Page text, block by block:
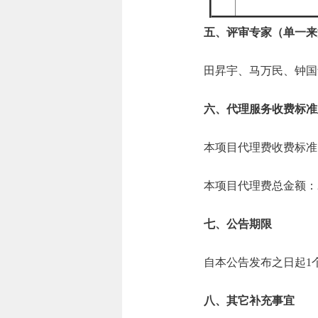
五、评审专家（单一
田昇宇、马万民、钟
六、代理服务收费标
本项目代理费收费标
本项目代理费总金额
七、公告期限
自本公告发布之日起1
八、其它补充事宜